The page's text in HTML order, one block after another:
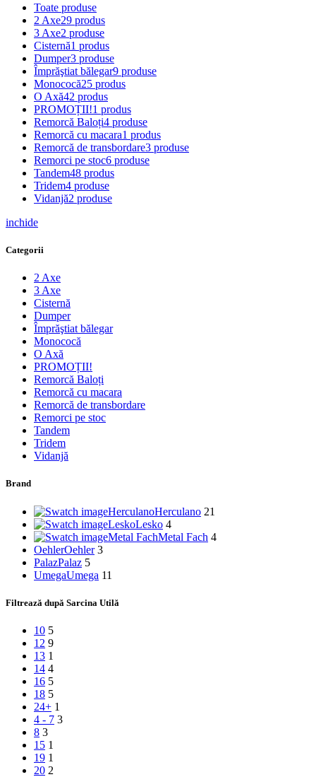
Toate produse
2 Axe29 produs
3 Axe2 produse
Cisternă1 produs
Dumper3 produse
Împrăştiat bălegar9 produse
Monococă25 produs
O Axă42 produs
PROMOȚII!1 produs
Remorcă Baloți4 produse
Remorcă cu macara1 produs
Remorcă de transbordare3 produse
Remorci pe stoc6 produse
Tandem48 produs
Tridem4 produse
Vidanjă2 produse
inchide
Categorii
2 Axe
3 Axe
Cisternă
Dumper
Împrăştiat bălegar
Monococă
O Axă
PROMOȚII!
Remorcă Baloți
Remorcă cu macara
Remorcă de transbordare
Remorci pe stoc
Tandem
Tridem
Vidanjă
Brand
HerculanoHerculano 21
LeskoLesko 4
Metal FachMetal Fach 4
OehlerOehler 3
PalazPalaz 5
UmegaUmega 11
Filtrează după Sarcina Utilă
10 5
12 9
13 1
14 4
16 5
18 5
24+ 1
4 - 7 3
8 3
15 1
19 1
20 2